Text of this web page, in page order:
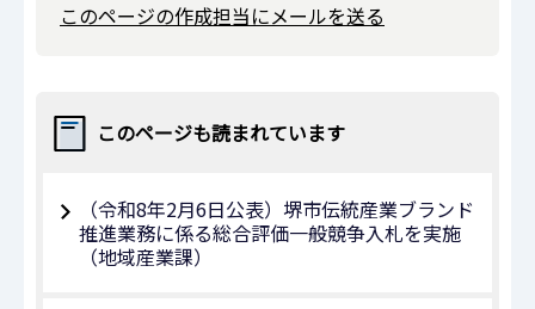
このページの作成担当にメールを送る
このページも読まれています
（令和8年2月6日公表）堺市伝統産業ブランド
推進業務に係る総合評価一般競争入札を実施
（地域産業課）